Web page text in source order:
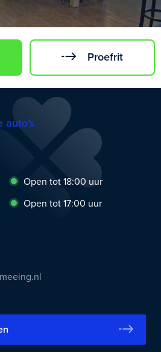
Proefrit
Open tot 18:00 uur
Open tot 17:00 uur